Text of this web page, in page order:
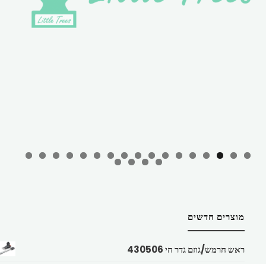
מוצרים חדשים
ראש חרמש/גוזם גדר חי 430506